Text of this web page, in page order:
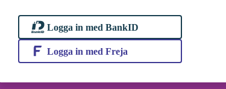
Logga in med BankID
Logga in med Freja